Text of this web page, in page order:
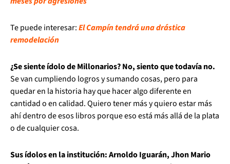
Te puede interesar:El Campín tendrá una drástica
remodelación
¿Se siente ídolo de Millonarios? No, siento que todavía no.
Se van cumpliendo logros y sumando cosas, pero para
quedar en la historia hay que hacer algo diferente en
cantidad o en calidad. Quiero tener más y quiero estar más
ahí dentro de esos libros porque eso está más allá de la plata
o de cualquier cosa.
Sus ídolos en la institución: Arnoldo Iguarán, Jhon Mario